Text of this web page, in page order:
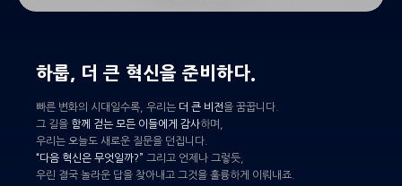
하룹, 더 큰 혁신을 준비하다.
빠른 변화의 시대일수록, 우리는 더 큰 비전을 꿈꿉니다.
그 길을 함께 걷는 모든 이들에게 감사하며,
우리는 오늘도 새로운 질문을 던집니다.
“다음 혁신은 무엇일까?” 그리고 언제나 그렇듯,
우린 결국 놀라운 답을 찾아내고 그것을 훌륭하게 이뤄내죠.